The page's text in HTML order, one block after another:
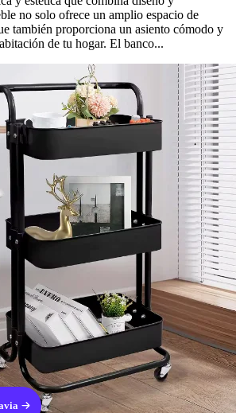
no solo ofrece un amplio espacio de
también proporciona un asiento cómodo y
de tu hogar. El banco...